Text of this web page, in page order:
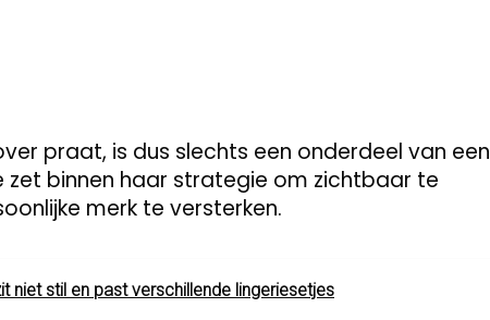
praat, is dus slechts een onderdeel van een
zet binnen haar strategie om zichtbaar te
merk te versterken.
niet stil en past verschillende lingeriesetjes